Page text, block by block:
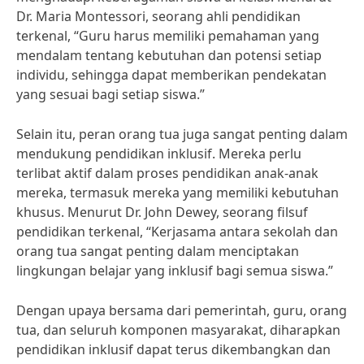
Dr. Maria Montessori, seorang ahli pendidikan
terkenal, “Guru harus memiliki pemahaman yang
mendalam tentang kebutuhan dan potensi setiap
individu, sehingga dapat memberikan pendekatan
yang sesuai bagi setiap siswa.”
Selain itu, peran orang tua juga sangat penting dalam
mendukung pendidikan inklusif. Mereka perlu
terlibat aktif dalam proses pendidikan anak-anak
mereka, termasuk mereka yang memiliki kebutuhan
khusus. Menurut Dr. John Dewey, seorang filsuf
pendidikan terkenal, “Kerjasama antara sekolah dan
orang tua sangat penting dalam menciptakan
lingkungan belajar yang inklusif bagi semua siswa.”
Dengan upaya bersama dari pemerintah, guru, orang
tua, dan seluruh komponen masyarakat, diharapkan
pendidikan inklusif dapat terus dikembangkan dan